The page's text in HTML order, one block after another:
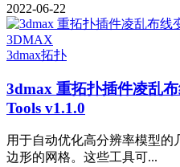
2022-06-22
3DMAX
3dmax拓扑
3dmax 重拓扑插件凌乱
Tools v1.1.0
用于自动优化高分辨率模型的
边形的网格。这些工具可...